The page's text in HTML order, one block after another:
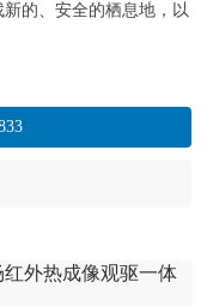
的、安全的栖息地，以